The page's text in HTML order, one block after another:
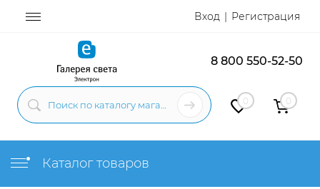
Вход Регистрация
8 800 550-52-50
0 0
Каталог товаров